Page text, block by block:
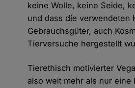
keine Wolle, keine Seide,
und dass die verwendeten
Gebrauchsgüter, auch
Tierversuche hergestellt
Tierethisch motivierter
also weit mehr als nur eine